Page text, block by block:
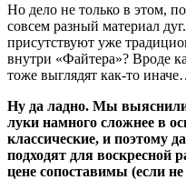
Но дело не только в этом,
совсем разный материал
присутствуют уже
внутри «Файтера»? Вроде
тоже выглядят как-то
Ну да ладно. Мы
луки намного сложнее в
классические, и поэтому
подходят для воскресной
цене сопоставимы (если